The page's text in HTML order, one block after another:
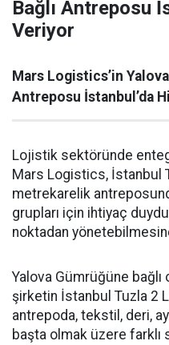
Bağlı Antreposu
Veriyor
Mars Logistics’in
Antreposu İstanbul’da
Lojistik sektöründe
Mars Logistics, İstanbul
metrekarelik
grupları için ihtiyaç
noktadan
Yalova Gümrüğüne
şirketin İstanbul Tuzla 2
antrepoda, tekstil, deri,
başta olmak üzere